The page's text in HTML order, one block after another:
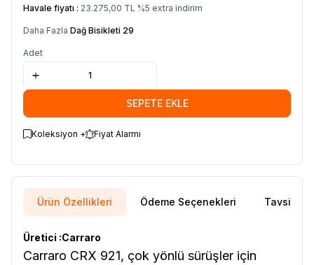
Havale fiyatı : 23.275,00 TL %5 extra indirim
Daha Fazla Dağ Bisikleti 29
Adet
SEPETE EKLE
Koleksiyon + Fiyat Alarmı
Ürün Özellikleri Ödeme Seçenekleri Tavsiye Et
Üretici :Carraro
Carraro CRX 921, çok yönlü sürüşler için